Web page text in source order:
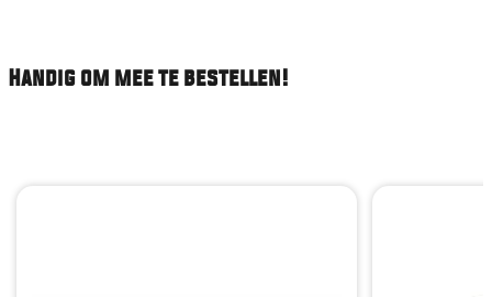
Handig om mee te bestellen!